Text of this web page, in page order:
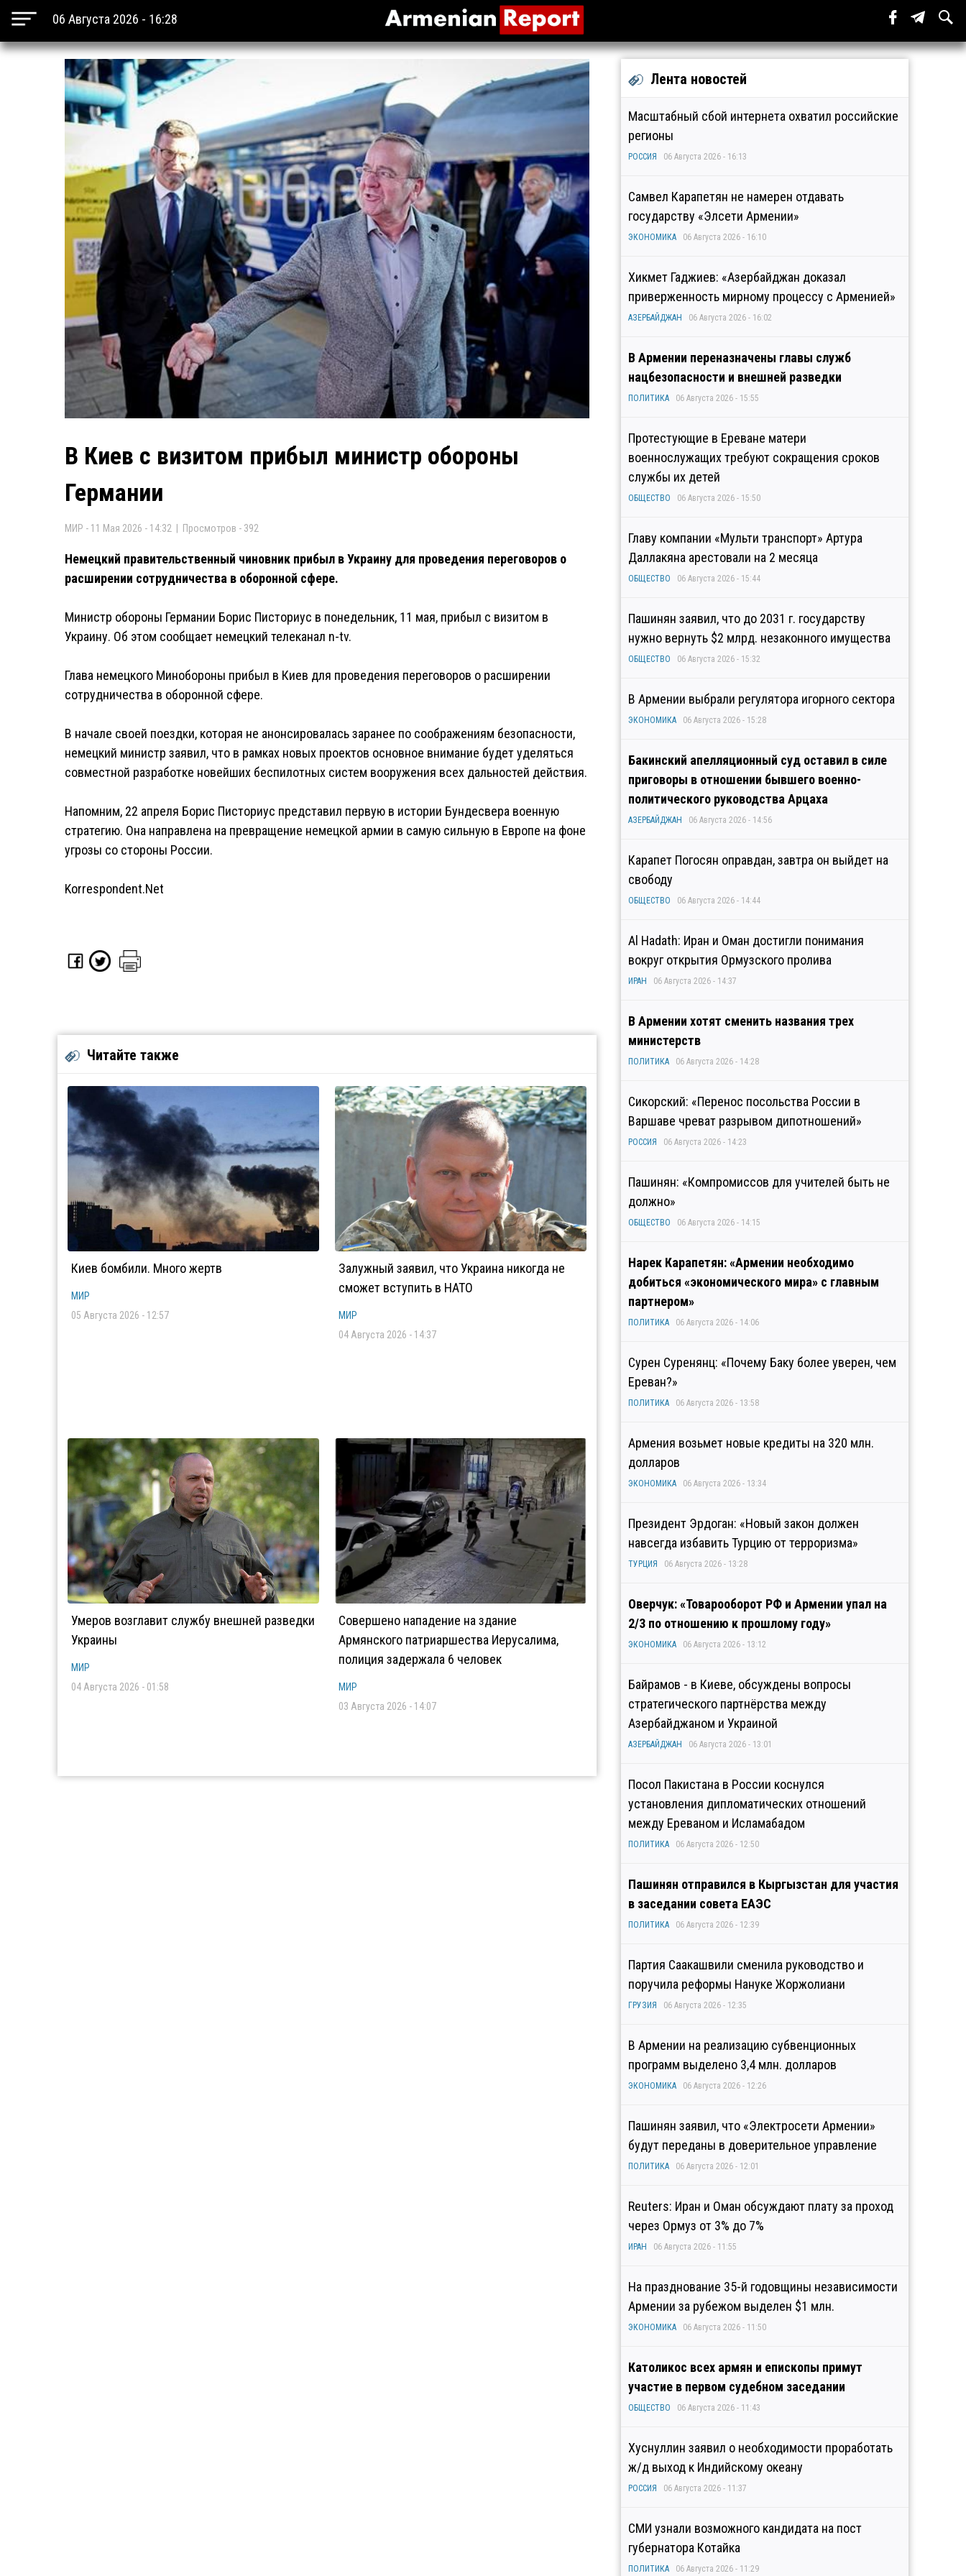
06 Августа 2026 - 16:28
В Киев с визитом прибыл министр обороны
Германии
МИР - 11 Мая 2026 - 14:32 | Просмотров - 392
Немецкий правительственный чиновник прибыл в Украину для проведения переговоров о
расширении сотрудничества в оборонной сфере.
Министр обороны Германии Борис Писториус в понедельник, 11 мая, прибыл с визитом в
Украину. Об этом сообщает немецкий телеканал n-tv.
Глава немецкого Минобороны прибыл в Киев для проведения переговоров о расширении
сотрудничества в оборонной сфере.
В начале своей поездки, которая не анонсировалась заранее по соображениям безопасности,
немецкий министр заявил, что в рамках новых проектов основное внимание будет уделяться
совместной разработке новейших беспилотных систем вооружения всех дальностей действия.
Напомним, 22 апреля Борис Писториус представил первую в истории Бундесвера военную
стратегию. Она направлена на превращение немецкой армии в самую сильную в Европе на фоне
угрозы со стороны России.
Korrespondent.Net
Читайте также
Киев бомбили. Много жертв
МИР
05 Августа 2026 - 12:57
Залужный заявил, что Украина никогда не
сможет вступить в НАТО
МИР
04 Августа 2026 - 14:37
Умеров возглавит службу внешней разведки
Украины
МИР
04 Августа 2026 - 01:58
Совершено нападение на здание
Армянского патриаршества Иерусалима,
полиция задержала 6 человек
МИР
03 Августа 2026 - 14:07
Лента новостей
Масштабный сбой интернета охватил российские
регионы
РОССИЯ 06 Августа 2026 - 16:13
Самвел Карапетян не намерен отдавать
государству «Элсети Армении»
ЭКОНОМИКА 06 Августа 2026 - 16:10
Хикмет Гаджиев: «Азербайджан доказал
приверженность мирному процессу с Арменией»
АЗЕРБАЙДЖАН 06 Августа 2026 - 16:02
В Армении переназначены главы служб
нацбезопасности и внешней разведки
ПОЛИТИКА 06 Августа 2026 - 15:55
Протестующие в Ереване матери
военнослужащих требуют сокращения сроков
службы их детей
ОБЩЕСТВО 06 Августа 2026 - 15:50
Главу компании «Мульти транспорт» Артура
Даллакяна арестовали на 2 месяца
ОБЩЕСТВО 06 Августа 2026 - 15:44
Пашинян заявил, что до 2031 г. государству
нужно вернуть $2 млрд. незаконного имущества
ОБЩЕСТВО 06 Августа 2026 - 15:32
В Армении выбрали регулятора игорного сектора
ЭКОНОМИКА 06 Августа 2026 - 15:28
Бакинский апелляционный суд оставил в силе
приговоры в отношении бывшего военно-
политического руководства Арцаха
АЗЕРБАЙДЖАН 06 Августа 2026 - 14:56
Карапет Погосян оправдан, завтра он выйдет на
свободу
ОБЩЕСТВО 06 Августа 2026 - 14:44
Al Hadath: Иран и Оман достигли понимания
вокруг открытия Ормузского пролива
ИРАН 06 Августа 2026 - 14:37
В Армении хотят сменить названия трех
министерств
ПОЛИТИКА 06 Августа 2026 - 14:28
Сикорский: «Перенос посольства России в
Варшаве чреват разрывом дипотношений»
РОССИЯ 06 Августа 2026 - 14:23
Пашинян: «Компромиссов для учителей быть не
должно»
ОБЩЕСТВО 06 Августа 2026 - 14:15
Нарек Карапетян: «Армении необходимо
добиться «экономического мира» с главным
партнером»
ПОЛИТИКА 06 Августа 2026 - 14:06
Сурен Суренянц: «Почему Баку более уверен, чем
Ереван?»
ПОЛИТИКА 06 Августа 2026 - 13:58
Армения возьмет новые кредиты на 320 млн.
долларов
ЭКОНОМИКА 06 Августа 2026 - 13:34
Президент Эрдоган: «Новый закон должен
навсегда избавить Турцию от терроризма»
ТУРЦИЯ 06 Августа 2026 - 13:28
Оверчук: «Товарооборот РФ и Армении упал на
2/3 по отношению к прошлому году»
ЭКОНОМИКА 06 Августа 2026 - 13:12
Байрамов - в Киеве, обсуждены вопросы
стратегического партнёрства между
Азербайджаном и Украиной
АЗЕРБАЙДЖАН 06 Августа 2026 - 13:01
Посол Пакистана в России коснулся
установления дипломатических отношений
между Ереваном и Исламабадом
ПОЛИТИКА 06 Августа 2026 - 12:50
Пашинян отправился в Кыргызстан для участия
в заседании совета ЕАЭС
ПОЛИТИКА 06 Августа 2026 - 12:39
Партия Саакашвили сменила руководство и
поручила реформы Нануке Жоржолиани
ГРУЗИЯ 06 Августа 2026 - 12:35
В Армении на реализацию субвенционных
программ выделено 3,4 млн. долларов
ЭКОНОМИКА 06 Августа 2026 - 12:26
Пашинян заявил, что «Электросети Армении»
будут переданы в доверительное управление
ПОЛИТИКА 06 Августа 2026 - 12:01
Reuters: Иран и Оман обсуждают плату за проход
через Ормуз от 3% до 7%
ИРАН 06 Августа 2026 - 11:55
На празднование 35-й годовщины независимости
Армении за рубежом выделен $1 млн.
ЭКОНОМИКА 06 Августа 2026 - 11:50
Католикос всех армян и епископы примут
участие в первом судебном заседании
ОБЩЕСТВО 06 Августа 2026 - 11:43
Хуснуллин заявил о необходимости проработать
ж/д выход к Индийскому океану
РОССИЯ 06 Августа 2026 - 11:37
СМИ узнали возможного кандидата на пост
губернатора Котайка
ПОЛИТИКА 06 Августа 2026 - 11:29